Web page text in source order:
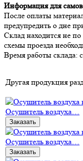
Информация для
После оплаты
предупредить о дне
Склад находится не
схемы проезда
Время работы склада:
Другая продукция
Осушитель воздуха…
Заказать
Осушитель воздуха…
Заказать